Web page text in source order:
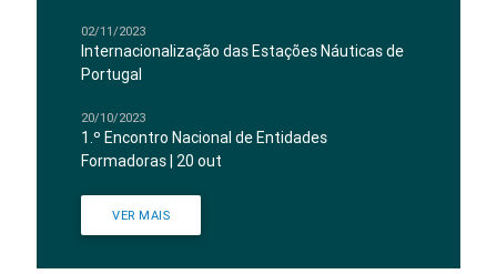
02/11/2023
Internacionalização das Estações Náuticas de
Portugal
20/10/2023
1.º Encontro Nacional de Entidades
Formadoras | 20 out
VER MAIS